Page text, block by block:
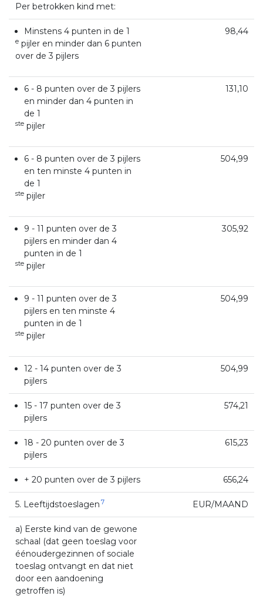
Per betrokken kind met:
Minstens 4 punten in de 1
epijler en minder dan 6 punten
over de 3 pijlers
98,44
6 - 8 punten over de 3 pijlers
en minder dan 4 punten in
de 1
stepijler
131,10
6 - 8 punten over de 3 pijlers
en ten minste 4 punten in
de 1
stepijler
504,99
9 - 11 punten over de 3
pijlers en minder dan 4
punten in de 1
stepijler
305,92
9 - 11 punten over de 3
pijlers en ten minste 4
punten in de 1
stepijler
504,99
12 - 14 punten over de 3
pijlers
504,99
15 - 17 punten over de 3
pijlers
574,21
18 - 20 punten over de 3
pijlers
615,23
+ 20 punten over de 3 pijlers 656,24
5. Leeftijdstoeslagen 7 EUR/MAAND
a) Eerste kind van de gewone
schaal (dat geen toeslag voor
éénoudergezinnen of sociale
toeslag ontvangt en dat niet
door een aandoening
getroffen is)